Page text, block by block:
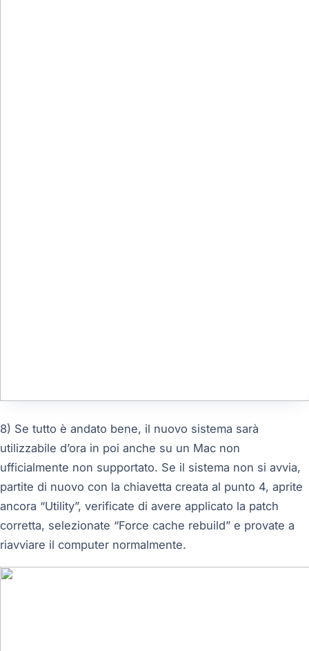
8) Se tutto è andato bene, il nuovo sistema sarà
utilizzabile d’ora in poi anche su un Mac non
ufficialmente non supportato. Se il sistema non si avvia,
partite di nuovo con la chiavetta creata al punto 4, aprite
ancora “Utility”, verificate di avere applicato la patch
corretta, selezionate “Force cache rebuild” e provate a
riavviare il computer normalmente.